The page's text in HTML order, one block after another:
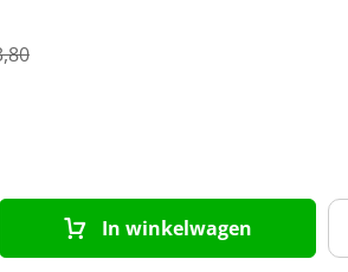
In winkelwagen